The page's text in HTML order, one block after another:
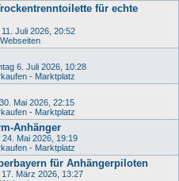
für echte
Juli 2026, 20:52
6. Juli 2026, 10:28
- Marktplatz
Mai 2026, 22:15
- Marktplatz
Anhänger
24. Mai 2026, 19:19
- Marktplatz
für Anhängerpiloten
17. März 2026, 13:27